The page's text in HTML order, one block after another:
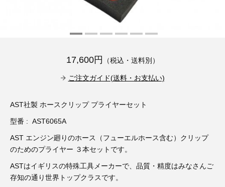
OTOFIX Powered by AUTEL（4）
ホイールロック取り外しツール（6）
3D プリンターペン（8）
ステアリングロックエミュレータ（28）
ライト関連（6）
17,600円 （税込・送料別）
ご注文ガイド(送料・お支払い)
AST社製 ホースクリップ プライヤーセット
型番 : AST6065A
AST エンジン廻りのホース（フューエルホース含む）クリップ
のためのプライヤー ３本セットです。
ASTはイギリスの特殊工具メーカーで、品質・精度はみなさんご
存知の通り世界トップクラスです。